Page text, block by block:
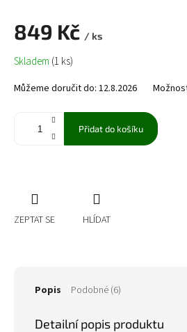
849 Kč / ks
Měrná
cena:
Skladem (1 ks)
Můžeme doručit do: 12.8.2026
Přidat do košíku
ZEPTAT SE HLÍDAT
Popis Podobné (6)
Detailní popis produktu